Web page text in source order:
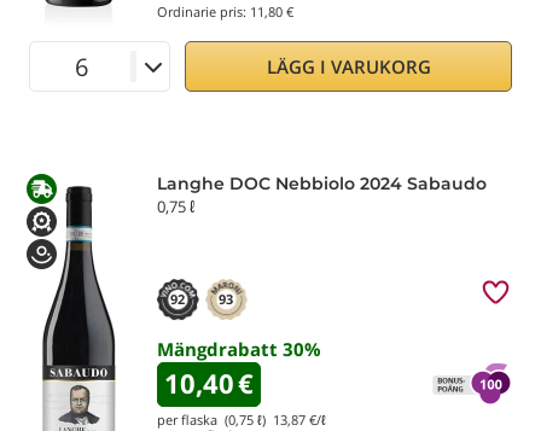
Ordinarie pris: 11,80 €
LÄGG I VARUKORG
Langhe DOC Nebbiolo 2024 Sabaudo
0,75 ℓ
92 93
Mängdrabatt 30%
10,40€
per flaska (0,75 ℓ) 13,87 €/ℓ